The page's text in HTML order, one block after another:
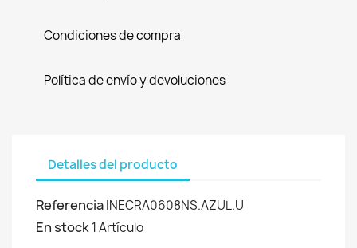
Condiciones de compra
Política de envío y devoluciones
Detalles del producto
ReferenciaINECRA0608NS.AZUL.U
En stock1 Artículo